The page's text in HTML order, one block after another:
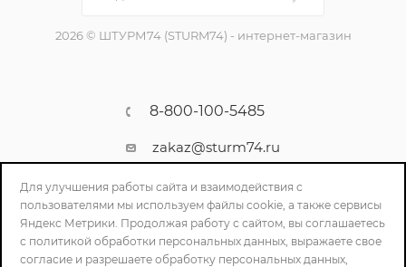
2026 © ШТУРМ74 (STURM74) - интернет-магазин
8-800-100-5485
zakaz@sturm74.ru
г. Челябинск, ул. Стартовая 34/1
Для улучшения работы сайта и взаимодействия с
пользователями мы используем файлы cookie, а также сервисы
Яндекс Метрики. Продолжая работу с сайтом, вы соглашаетесь
с политикой обработки персональных данных, выражаете свое
согласие и разрешаете обработку персональных данных,